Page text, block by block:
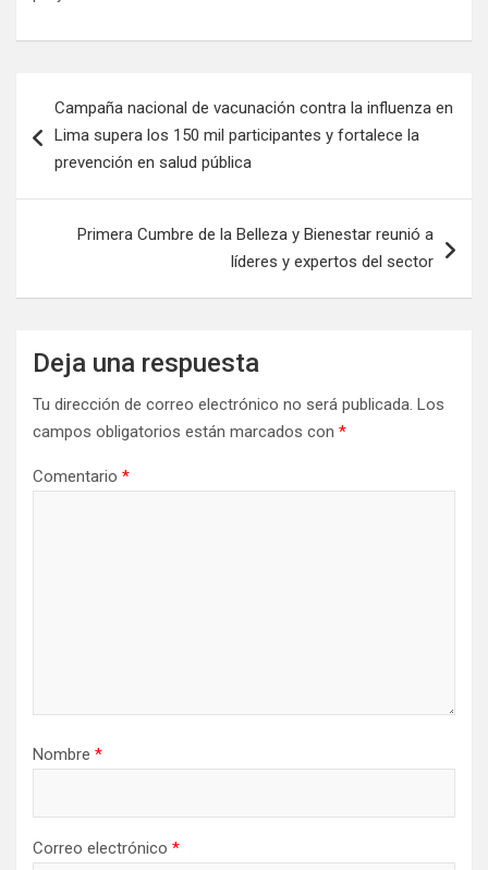
Campaña nacional de vacunación contra la influenza en
Lima supera los 150 mil participantes y fortalece la
prevención en salud pública
Primera Cumbre de la Belleza y Bienestar reunió a
líderes y expertos del sector
Deja una respuesta
Tu dirección de correo electrónico no será publicada. Los
campos obligatorios están marcados con *
Comentario *
Nombre *
Correo electrónico *